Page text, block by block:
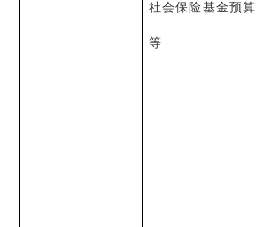
社会保险基金预算
等